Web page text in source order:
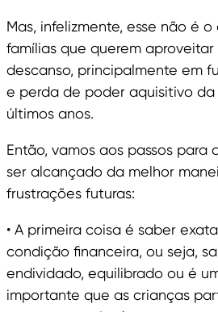
Mas, infelizmente, esse não é
famílias que querem
descanso, principalmente em
e perda de poder aquisitivo
últimos anos.
Então, vamos aos passos para
ser alcançado da melhor
frustrações futuras:
• A primeira coisa é saber
condição financeira, ou seja,
endividado, equilibrado ou é
importante que as crianças